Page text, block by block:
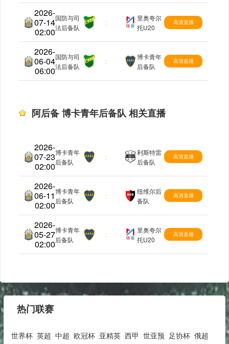
2026-
07-14
02:00
阿后备
国防与司
法后备队
:
里奥夸尔
托U20
高清直播
2026-
06-04
06:00
阿后备
国防与司
法后备队
:
博卡青年
后备队
高清直播
阿后备 博卡青年后备队 相关直播
2026-
07-23
02:00
阿后备
博卡青年
后备队
:
利斯特雷
后备队
高清直播
2026-
06-11
02:00
阿后备
博卡青年
后备队
:
纽维尔后
备队
高清直播
2026-
05-27
02:00
阿后备
博卡青年
后备队
:
里奥夸尔
托U20
高清直播
热门联赛
世界杯 英超 中超 欧冠杯 亚精英 西甲 世亚预 足协杯 俄超